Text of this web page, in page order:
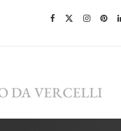
DA VERCELLI